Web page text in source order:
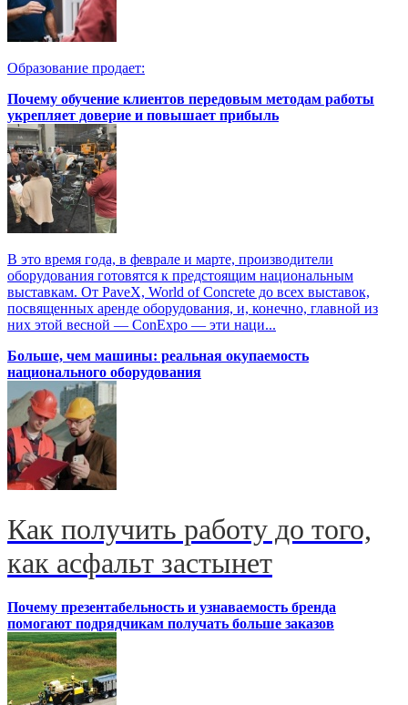
Образование продает:
Почему обучение клиентов передовым методам работы
укрепляет доверие и повышает прибыль
В это время года, в феврале и марте, производители
оборудования готовятся к предстоящим национальным
выставкам. От PaveX, World of Concrete до всех выставок,
посвященных аренде оборудования, и, конечно, главной из
них этой весной — ConExpo — эти наци...
Больше, чем машины: реальная окупаемость
национального оборудования
Как получить работу до того,
как асфальт застынет
Почему презентабельность и узнаваемость бренда
помогают подрядчикам получать больше заказов